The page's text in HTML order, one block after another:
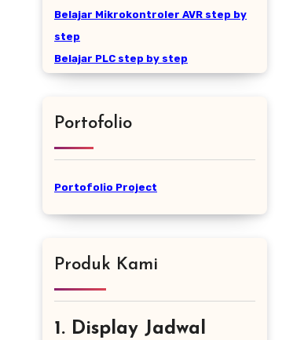
Belajar Mikrokontroler AVR step by
step
Belajar PLC step by step
Portofolio
Portofolio Project
Produk Kami
1. Display Jadwal